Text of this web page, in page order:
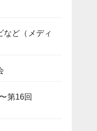
など（メディ
第16回